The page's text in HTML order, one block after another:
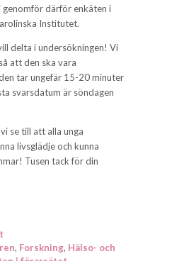
genomför därför enkäten i
Institutet.
delta i undersökningen! Vi
att den ska vara
tar ungefär 15-20 minuter
svarsdatum är söndagen
se till att alla unga
livsglädje och kunna
Tusen tack för din
, Forskning, Hälso- och